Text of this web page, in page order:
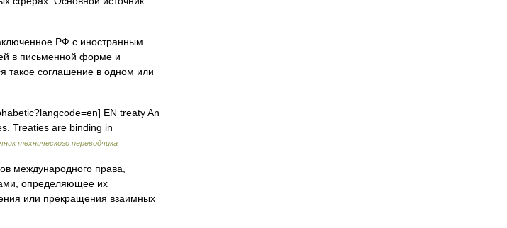
РФ с иностранным
в письменной форме и
такое соглашение в одном или
EN treaty An
Treaties are binding in
технического переводчика
международного права,
определяющее их
или прекращения взаимных